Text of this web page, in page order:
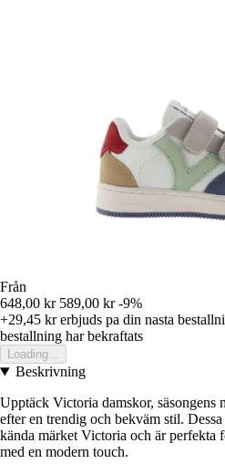
Från
648,00 kr 589,00 kr -9%
+29,45 krerbjuds pa din nasta
bestallning har bekraftats
Loading...
Beskrivning
Upptäck Victoria damskor, säsongens
efter en trendig och bekväm stil.
kända märket Victoria och är perfekta
med en modern touch.